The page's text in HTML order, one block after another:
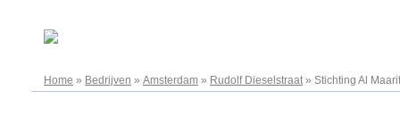
Home » Bedrijven » Amsterdam » Rudolf Dieselstraat» Stichting Al Maarif